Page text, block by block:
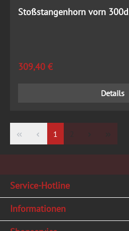
Stoßstangenhorn vorn 300d
Regulärer Preis:
309,40 €
Details
Seite
1
Service-Hotline
Informationen